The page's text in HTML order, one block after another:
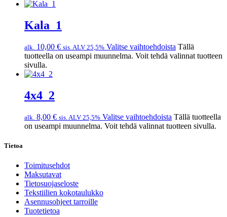
Kala_1
alk. 10,00 € sis. ALV 25,5% Valitse vaihtoehdoista Tällä
tuotteella on useampi muunnelma. Voit tehdä valinnat tuotteen
sivulla.
4x4_2
alk. 8,00 € sis. ALV 25,5% Valitse vaihtoehdoista Tällä tuotteella
on useampi muunnelma. Voit tehdä valinnat tuotteen sivulla.
Tietoa
Toimitusehdot
Maksutavat
Tietosuojaseloste
Tekstiilien kokotaulukko
Asennusohjeet tarroille
Tuotetietoa